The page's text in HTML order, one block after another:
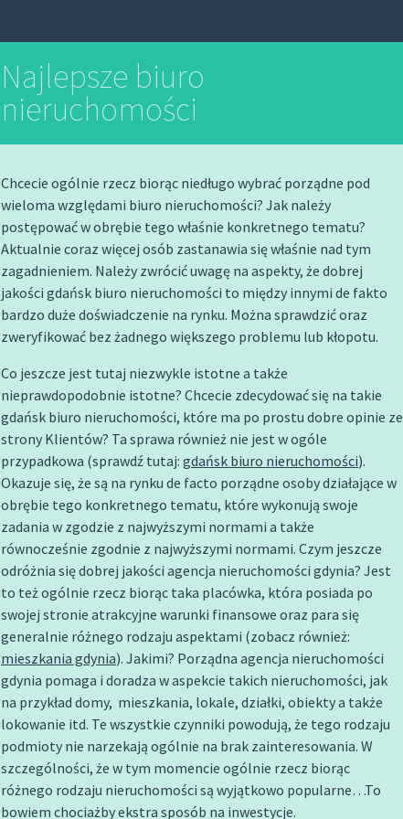
Najlepsze biuro
nieruchomości
Chcecie ogólnie rzecz biorąc niedługo wybrać porządne pod
wieloma względami biuro nieruchomości? Jak należy
postępować w obrębie tego właśnie konkretnego tematu?
Aktualnie coraz więcej osób zastanawia się właśnie nad tym
zagadnieniem. Należy zwrócić uwagę na aspekty, że dobrej
jakości gdańsk biuro nieruchomości to między innymi de fakto
bardzo duże doświadczenie na rynku. Można sprawdzić oraz
zweryfikować bez żadnego większego problemu lub kłopotu.
Co jeszcze jest tutaj niezwykle istotne a także
nieprawdopodobnie istotne? Chcecie zdecydować się na takie
gdańsk biuro nieruchomości, które ma po prostu dobre opinie ze
strony Klientów? Ta sprawa również nie jest w ogóle
przypadkowa (sprawdź tutaj: gdańsk biuro nieruchomości).
Okazuje się, że są na rynku de facto porządne osoby działające w
obrębie tego konkretnego tematu, które wykonują swoje
zadania w zgodzie z najwyższymi normami a także
równocześnie zgodnie z najwyższymi normami. Czym jeszcze
odróżnia się dobrej jakości agencja nieruchomości gdynia? Jest
to też ogólnie rzecz biorąc taka placówka, która posiada po
swojej stronie atrakcyjne warunki finansowe oraz para się
generalnie różnego rodzaju aspektami (zobacz również:
mieszkania gdynia). Jakimi? Porządna agencja nieruchomości
gdynia pomaga i doradza w aspekcie takich nieruchomości, jak
na przykład domy, mieszkania, lokale, działki, obiekty a także
lokowanie itd. Te wszystkie czynniki powodują, że tego rodzaju
podmioty nie narzekają ogólnie na brak zainteresowania. W
szczególności, że w tym momencie ogólnie rzecz biorąc
różnego rodzaju nieruchomości są wyjątkowo popularne…To
bowiem chociażby ekstra sposób na inwestycje.